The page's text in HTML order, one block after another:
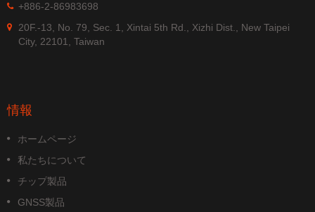
+886-2-86983698
20F.-13, No. 79, Sec. 1, Xintai 5th Rd., Xizhi Dist., New Taipei
City, 22101, Taiwan
情報
ホームページ
私たちについて
チップ製品
GNSS製品